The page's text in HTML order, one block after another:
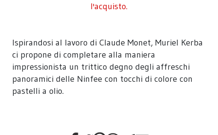
l'acquisto.
Ispirandosi al lavoro di Claude Monet, Muriel Kerba
ci propone di completare alla maniera
impressionista un trittico degno degli affreschi
panoramici delle Ninfee con tocchi di colore con
pastelli a olio.